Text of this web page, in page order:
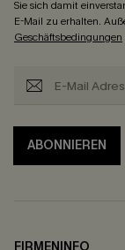
Sie sich damit
E-Mail zu erhalten.
Geschäftsbedingungen
ABONNIEREN